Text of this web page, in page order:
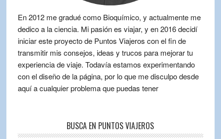
En 2012 me gradué como Bioquímico, y actualmente me
dedico a la ciencia. Mi pasión es viajar, y en 2016 decidí
iniciar este proyecto de Puntos Viajeros con el fin de
transmitir mis consejos, ideas y trucos para mejorar tu
experiencia de viaje. Todavía estamos experimentando
con el diseño de la página, por lo que me disculpo desde
aquí a cualquier problema que puedas tener
BUSCA EN PUNTOS VIAJEROS